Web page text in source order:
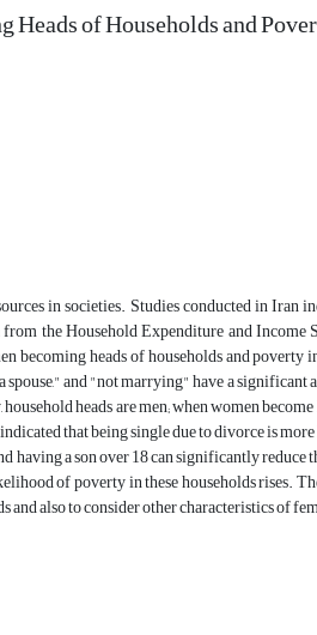
of Households and
in societies. Studies conducted in Iran
the Household Expenditure and
heads of households and poverty
and "not marrying" have a
heads are men; when women
that being single due to divorce is
having a son over 18 can significantly
of poverty in these households rises.
also to consider other characteristics of